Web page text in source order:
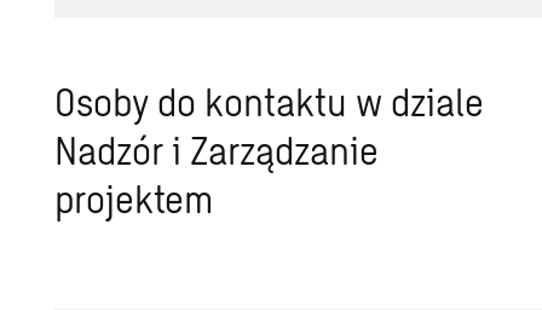
Osoby do kontaktu w dziale
Nadzór i Zarządzanie
projektem